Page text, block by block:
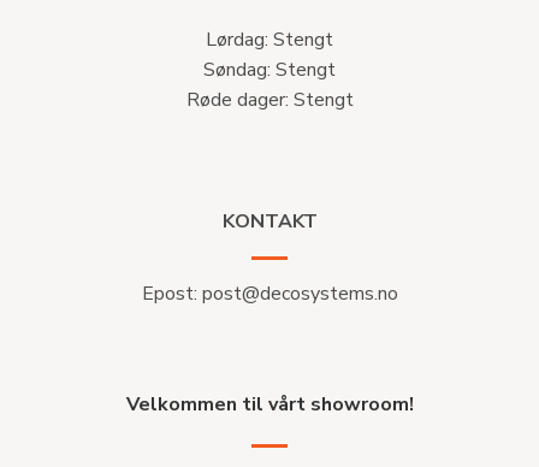
Lørdag: Stengt
Søndag: Stengt
Røde dager: Stengt
KONTAKT
Epost: post@decosystems.no
Velkommen til vårt showroom!